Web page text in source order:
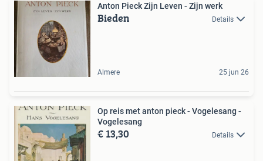
Anton Pieck Zijn Leven - Zijn werk
Bieden Details
Almere 25 jun 26
Op reis met anton pieck - Vogelesang -
Vogelesang
€ 13,30 Details